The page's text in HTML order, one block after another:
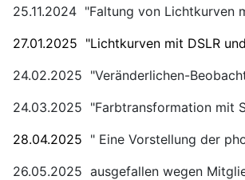
25.11.2024 "Faltung von Lichtkurven
27.01.2025 "Lichtkurven mit DSLR
24.02.2025 "Veränderlichen-
24.03.2025 "Farbtransformation mit
28.04.2025 " Eine Vorstellung der
26.05.2025 ausgefallen wegen